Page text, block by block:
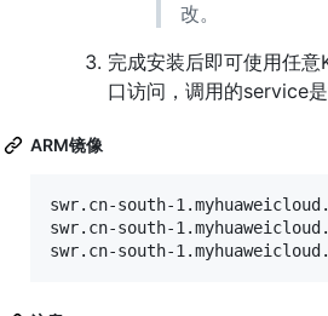
改。
完成安装后即可使用任
口访问，调用的service是
ARM镜像
swr.cn-south-
swr.cn-south-